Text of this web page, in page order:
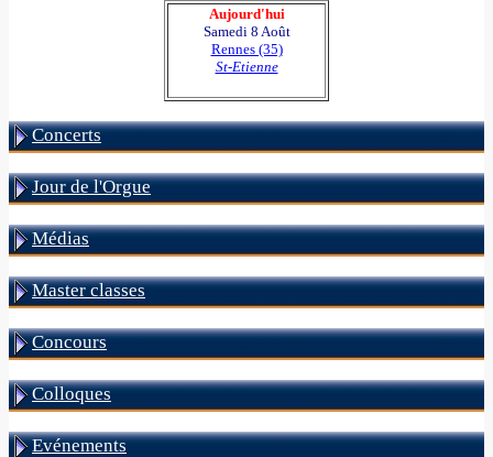
Aujourd'hui
Samedi 8 Août
Rennes (35)
St-Etienne
Concerts
Jour de l'Orgue
Médias
Master classes
Concours
Colloques
Evénements